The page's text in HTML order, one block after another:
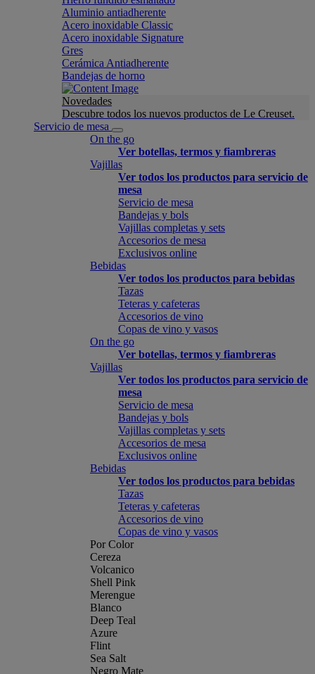
Aluminio antiadherente
Acero inoxidable Classic
Acero inoxidable Signature
Gres
Cerámica Antiadherente
Bandejas de horno
Novedades
Descubre todos los nuevos productos de Le Creuset.
Servicio de mesa
On the go
Ver botellas, termos y fiambreras
Vajillas
Ver todos los productos para servicio de
mesa
Servicio de mesa
Bandejas y bols
Vajillas completas y sets
Accesorios de mesa
Exclusivos online
Bebidas
Ver todos los productos para bebidas
Tazas
Teteras y cafeteras
Accesorios de vino
Copas de vino y vasos
On the go
Ver botellas, termos y fiambreras
Vajillas
Ver todos los productos para servicio de
mesa
Servicio de mesa
Bandejas y bols
Vajillas completas y sets
Accesorios de mesa
Exclusivos online
Bebidas
Ver todos los productos para bebidas
Tazas
Teteras y cafeteras
Accesorios de vino
Copas de vino y vasos
Por Color
Cereza
Volcanico
Shell Pink
Merengue
Blanco
Deep Teal
Azure
Flint
Sea Salt
Negro Mate